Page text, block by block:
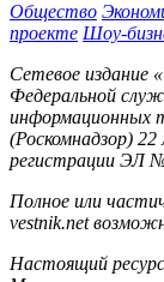
Общество
проекте Шоу-
Сетевое издание
Федеральной
информационных
(Роскомнадзор)
регистрации ЭЛ
Полное или
vestnik.net
Настоящий